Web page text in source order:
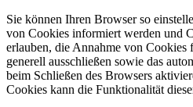
Sie können Ihren Browser so
von Cookies informiert werden und
erlauben, die Annahme von Cookies
generell ausschließen sowie das
beim Schließen des Browsers
Cookies kann die Funktionalität